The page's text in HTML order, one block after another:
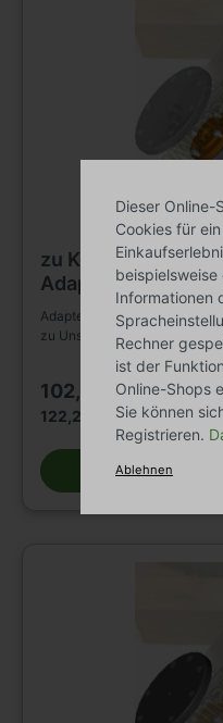
zu Kombi-
Adapterstück
Adapterstück Ø40mm zu
zu Unseren Kombiaufnahmen
102,70 €*
122,21 € Bruttopreis
In
Dieser
Cookies für
beispielsweise
Informationen
Rechner
ist der
Online-Shops
Sie können
Registrieren.
Ablehnen